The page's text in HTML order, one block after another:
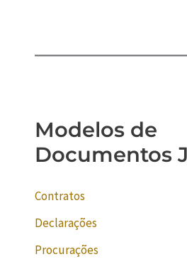
Modelos de
Documentos
Contratos
Declarações
Procurações